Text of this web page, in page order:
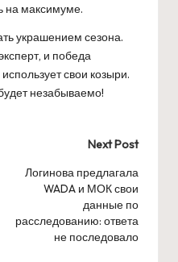
на максимуме.
украшением сезона.
и победа
свои козыри.
незабываемо!
Next Post
Логинова предлагала
WADA и МОК свои
данные по
расследованию: ответа
не последовало